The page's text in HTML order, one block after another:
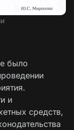
было
и
средств,